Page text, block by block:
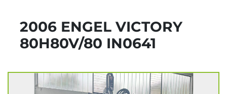
2006 ENGEL VICTORY
80H80V/80 IN0641